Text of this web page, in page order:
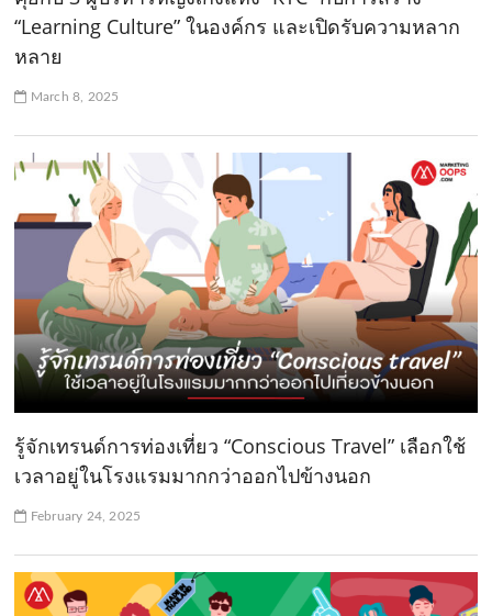
“Learning Culture” ในองค์กร และเปิดรับความหลาก
หลาย
March 8, 2025
รู้จักเทรนด์การท่องเที่ยว “Conscious Travel” เลือกใช้
เวลาอยู่ในโรงแรมมากกว่าออกไปข้างนอก
February 24, 2025